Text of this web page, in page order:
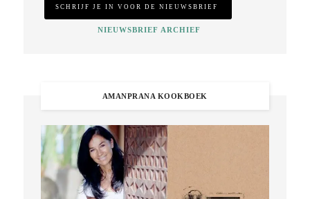
NIEUWSBRIEF ARCHIEF
AMANPRANA KOOKBOEK